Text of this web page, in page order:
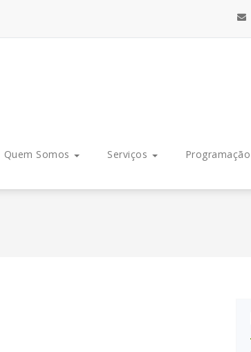
Quem Somos Serviços Programação